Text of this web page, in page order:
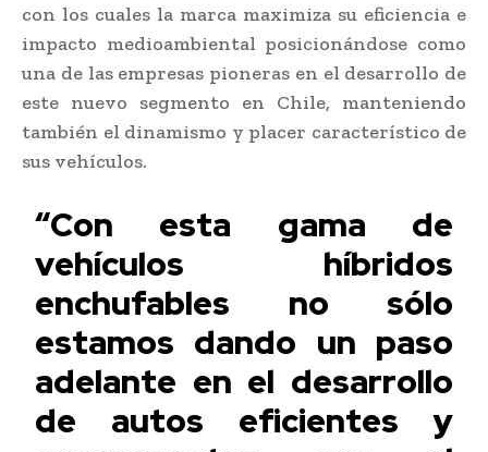
con los cuales la marca maximiza su eficiencia e
impacto medioambiental posicionándose como
una de las empresas pioneras en el desarrollo de
este nuevo segmento en Chile, manteniendo
también el dinamismo y placer característico de
sus vehículos.
“Con esta gama de
vehículos híbridos
enchufables no sólo
estamos dando un paso
adelante en el desarrollo
de autos eficientes y